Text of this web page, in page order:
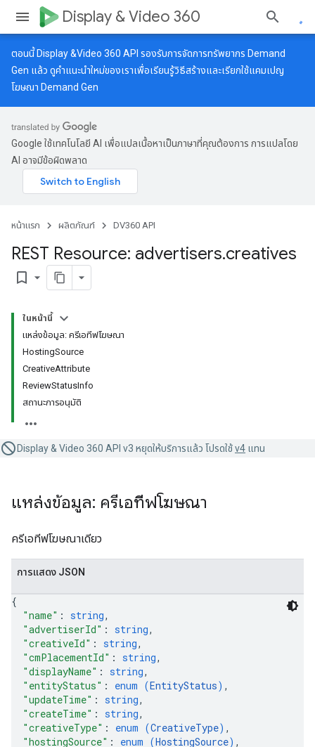
Display & Video 360
ตอนนี้ Display &Video 360 API รองรับการจัดการทรัพยากร Demand
Gen แล้ว ดูคำแนะนำใหม่ของเราเพื่อเรียนรู้วิธีสร้างและเรียกใช้แคมเปญ
โฆษณา Demand Gen
Google ใช้เทคโนโลยี AI เพื่อแปลเนื้อหาเป็นภาษาที่คุณต้องการ การแปลโดย
AI อาจมีข้อผิดพลาด
หน้าแรก ผลิตภัณฑ์ DV360 API
REST Resource: advertisers.creatives
bookmark_border
ในหน้านี้
แหล่งข้อมูล: ครีเอทีฟโฆษณา
HostingSource
CreativeAttribute
ReviewStatusInfo
สถานะการอนุมัติ
Display & Video 360 API v3 หยุดให้บริการแล้ว โปรดใช้v4 แทน
แหล่งข้อมูล: ครีเอทีฟโฆษณา
ครีเอทีฟโฆษณาเดียว
การแสดง JSON
{
"name" : string,
"advertiserId" : string,
"creativeId" : string,
"cmPlacementId" : string,
"displayName" : string,
"entityStatus" : enum (EntityStatus) ,
"updateTime" : string,
"createTime" : string,
"creativeType" : enum (CreativeType) ,
"hostingSource" : enum (HostingSource) ,